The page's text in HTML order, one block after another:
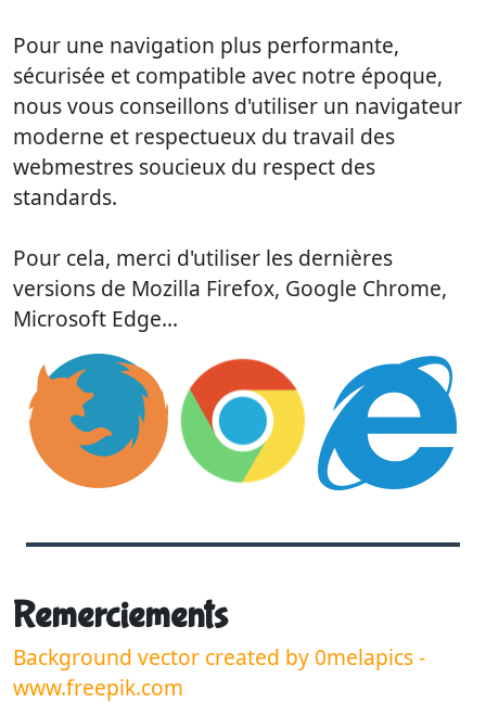
Pour une navigation plus performante,
sécurisée et compatible avec notre époque,
nous vous conseillons d'utiliser un navigateur
moderne et respectueux du travail des
webmestres soucieux du respect des
standards.
Pour cela, merci d'utiliser les dernières
versions de Mozilla Firefox, Google Chrome,
Microsoft Edge...
Remerciements
Background vector created by 0melapics -
www.freepik.com